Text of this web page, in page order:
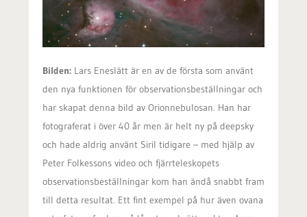
Bilden: Lars Eneslätt är en av de första som använt
den nya funktionen för observationsbeställningar och
har skapat denna bild av Orionnebulosan. Han har
fotograferat i över 40 år men är helt ny på deepsky
och hade aldrig använt Siril tidigare – med hjälp av
Peter Folkessons video och fjärrteleskopets
observationsbeställningar kom han ändå snabbt fram
till detta resultat. Ett fint exempel på hur även ovana